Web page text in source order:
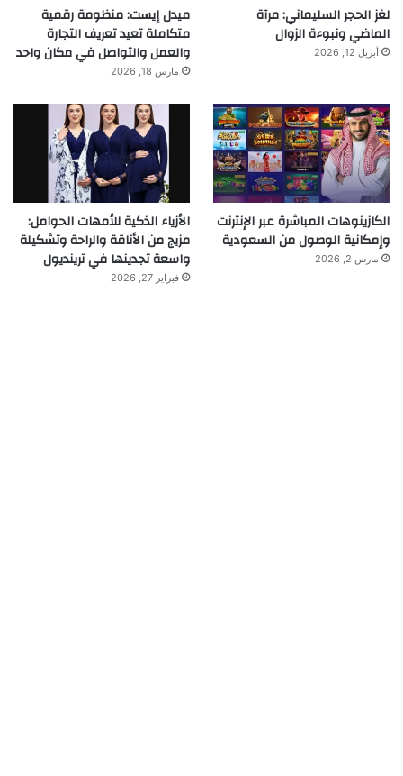
لغز الحجر السليماني: مرآة
الماضي ونبوءة الزوال
أبريل 12, 2026
ميدل إيست: منظومة رقمية
متكاملة تعيد تعريف التجارة
والعمل والتواصل في مكان واحد
مارس 18, 2026
الكازينوهات المباشرة عبر الإنترنت
وإمكانية الوصول من السعودية
مارس 2, 2026
الأزياء الذكية للأمهات الحوامل:
مزيج من الأناقة والراحة وتشكيلة
واسعة تجدينها في ترينديول
فبراير 27, 2026